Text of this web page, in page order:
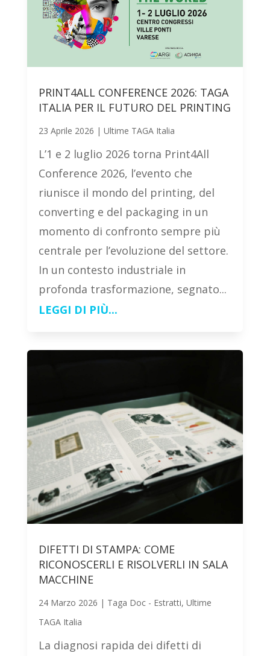
PRINT4ALL CONFERENCE 2026: TAGA
ITALIA PER IL FUTURO DEL PRINTING
23 Aprile 2026 | Ultime TAGA Italia
L’1 e 2 luglio 2026 torna Print4All
Conference 2026, l’evento che
riunisce il mondo del printing, del
converting e del packaging in un
momento di confronto sempre più
centrale per l’evoluzione del settore.
In un contesto industriale in
profonda trasformazione, segnato...
LEGGI DI PIÙ...
DIFETTI DI STAMPA: COME
RICONOSCERLI E RISOLVERLI IN SALA
MACCHINE
24 Marzo 2026 | Taga Doc - Estratti, Ultime
TAGA Italia
La diagnosi rapida dei difetti di